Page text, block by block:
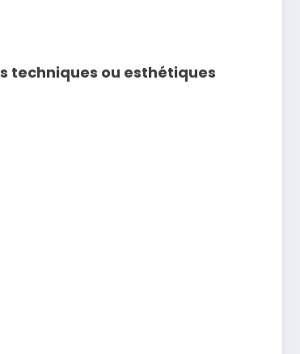
techniques ou esthétiques